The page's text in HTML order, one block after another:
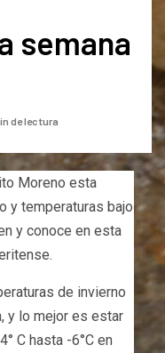
semana
de lectura
Moreno esta
y temperaturas bajo
y conoce en esta
de invierno
y lo mejor es estar
C hasta -6°C en